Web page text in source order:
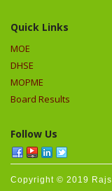
Quick Links
MOE
DHSE
MOPME
Board Results
Follow Us
Copyright © 2019